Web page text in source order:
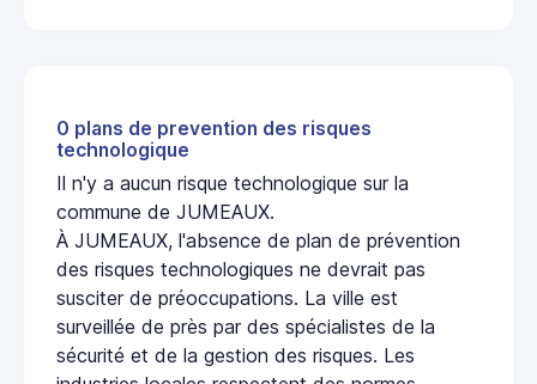
0 plans de prevention des risques
technologique
Il n'y a aucun risque technologique sur la
commune de JUMEAUX.
À JUMEAUX, l'absence de plan de prévention
des risques technologiques ne devrait pas
susciter de préoccupations. La ville est
surveillée de près par des spécialistes de la
sécurité et de la gestion des risques. Les